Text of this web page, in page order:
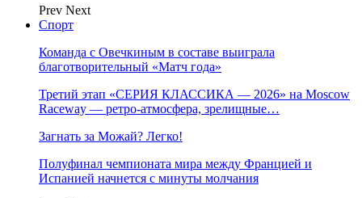
Prev Next
Спорт
Команда с Овечкиным в составе выиграла
благотворительный «Матч года»
Третий этап «СЕРИЯ КЛАССИКА — 2026» на Moscow
Raceway — ретро‑атмосфера, зрелищные…
Загнать за Можай? Легко!
Полуфинал чемпионата мира между Францией и
Испанией начнется с минуты молчания